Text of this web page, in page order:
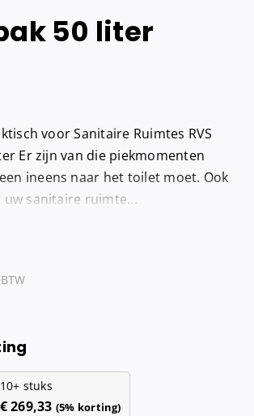
50 liter
voor Sanitaire Ruimtes RVS
Er zijn van die piekmomenten
ineens naar het toilet moet. Ook
sanitaire ruimte...
10+ stuks
€269,33 (5% korting)